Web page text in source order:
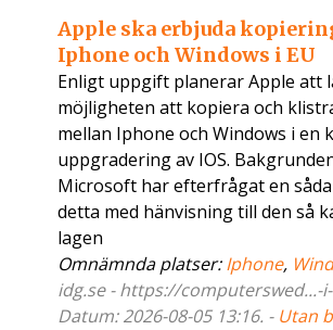
Apple ska erbjuda
Iphone och Windows i EU
Enligt uppgift planerar Apple att
möjligheten att kopiera och
mellan Iphone och Windows i en
uppgradering av IOS.
Microsoft har efterfrågat en
detta med hänvisning till den så
lagen
Omnämnda platser:Iphone,
idg.se - https://computerswed...-
Datum: 2026-08-05 13:16. - Utan